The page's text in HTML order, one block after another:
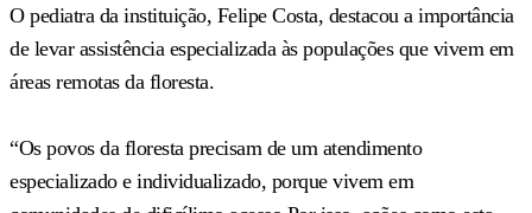
O pediatra da instituição, Felipe Costa, destacou a importância
de levar assistência especializada às populações que vivem em
áreas remotas da floresta.
“Os povos da floresta precisam de um atendimento
especializado e individualizado, porque vivem em